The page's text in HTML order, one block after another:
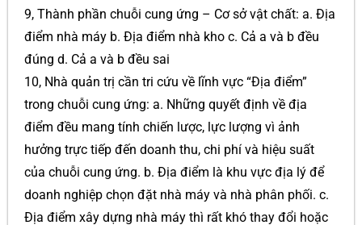
9, Thành phần chuỗi cung ứng – Cơ sở vật chất: a. Địa
điểm nhà máy b. Địa điểm nhà kho c. Cả a và b đều
đúng d. Cả a và b đều sai
10, Nhà quản trị cần tri cứu về lĩnh vực “Địa điểm”
trong chuỗi cung ứng: a. Những quyết định về địa
điểm đều mang tính chiến lược, lực lượng vì ảnh
hưởng trực tiếp đến doanh thu, chi phí và hiệu suất
của chuỗi cung ứng. b. Địa điểm là khu vực địa lý để
doanh nghiệp chọn đặt nhà máy và nhà phân phối. c.
Địa điểm xây dựng nhà máy thì rất khó thay đổi hoặc